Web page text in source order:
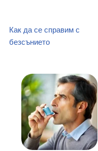
Как да се справим с
безсънието